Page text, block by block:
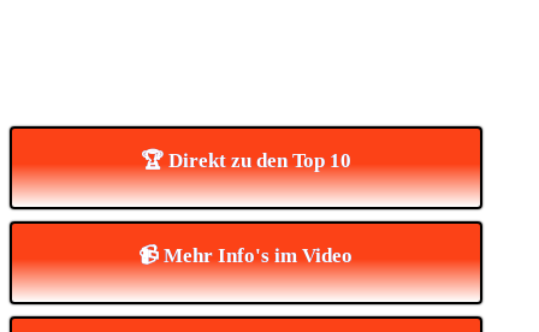
🏆 Direkt zu den Top 10
📹 Mehr Info's im Video